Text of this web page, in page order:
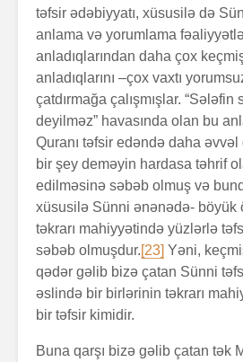
təfsir ədəbiyyatı, xüsusilə də
anlama və yorumlama
anladıqlarından daha çox
anladıqlarını –çox vaxtı
çatdırmağa çalışmışlar.
deyilməz” havasında olan bu
Quranı təfsir edəndə daha
bir şey deməyin hardasa təhrif
edilməsinə səbəb olmuş və
xüsusilə Sünni ənənədə- böyük
təkrarı mahiyyətində yüzlərlə
səbəb olmuşdur.[23] Yəni,
qədər gəlib bizə çatan Sünni
əslində bir birlərinin təkrarı
bir təfsir kimidir.
Buna qarşı bizə gəlib çatan tək